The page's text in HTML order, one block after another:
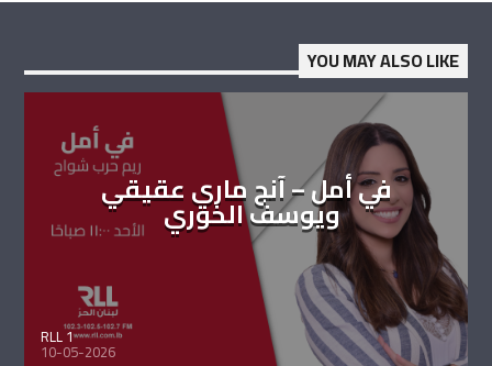
YOU MAY ALSO LIKE
في أمل – آنج ماري عقيقي
ويوسف الخوري
RLL 1
10-05-2026